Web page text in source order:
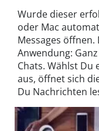
Wurde dieser
oder Mac
Messages
Anwendung:
Chats. Wählst
aus, öffnet sich
Du Nachrichten